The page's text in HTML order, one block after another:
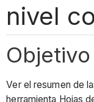
nivel
Objetivo
Ver el resumen de
herramienta Hojas